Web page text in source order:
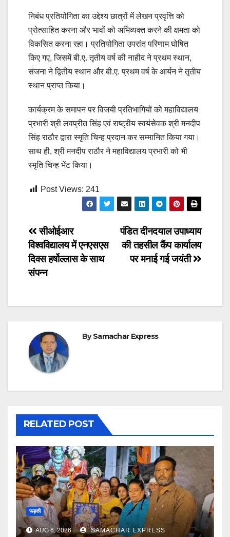
निबंध प्रतियोगिता का उद्देश्य छात्रों में लेखन प्रवृत्ति को
प्रोत्साहित करना और भावों को अभिव्यक्त करने की क्षमता को
विकसित करना रहा। प्रतियोगिता उपरांत परिणाम घोषित
किए गए, जिसमें बी.ए. तृतीय वर्ष की नाहीद ने प्रथम स्थान,
संजना ने द्वितीय स्थान और बी.ए. प्रथम वर्ष के आर्यन ने तृतीय
स्थान प्राप्त किया।
कार्यक्रम के समापन पर विजयी प्रतिभागियों को महाविद्यालय
प्रभारी श्री लवप्रीत सिंह एवं राष्ट्रीय स्वयंसेवक श्री मनदीप
सिंह राठौर द्वारा स्मृति चिन्ह प्रदान कर सम्मानित किया गया।
साथ ही, श्री मनदीप राठौर ने महाविद्यालय प्रभारी को भी
स्मृति चिन्ह भेंट किया।
Post Views: 241
Post
navigation
पंडित दीनदयाल उपाध्याय
की तहसील कैंप कार्यालय
पर मनाई गई जयंती
सीओईआर
विश्वविद्यालय में एनएसएस
दिवस हर्षोल्लास के साथ
संपन्न
BySamachar Express
RELATED POST
रूड़की
AUG 6, 2026 SAMACHAR EXPRESS